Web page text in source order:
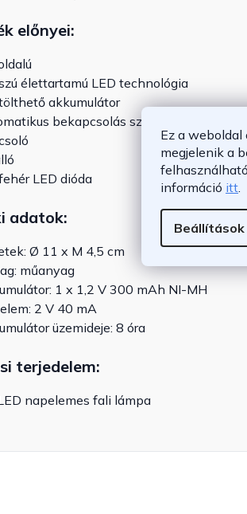
Ez a
megjelenik a
információ itt
Beállítások
előnyei:
élettartamú LED technológia
akkumulátor
bekapcsolás szürkületkor
LED dióda
adatok:
Ø 11 x M 4,5 cm
műanyag
1 x 1,2 V 300 mAh NI-MH
2 V 40 mA
üzemideje: 8 óra
terjedelem:
napelemes fali lámpa